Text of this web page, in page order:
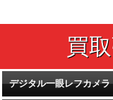
デジタル一眼レフカメラ